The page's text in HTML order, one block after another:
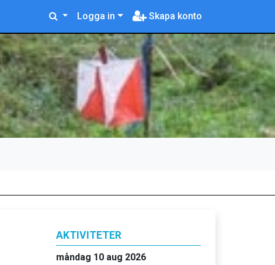
Logga in Skapa konto
AKTIVITETER
måndag 10 aug 2026